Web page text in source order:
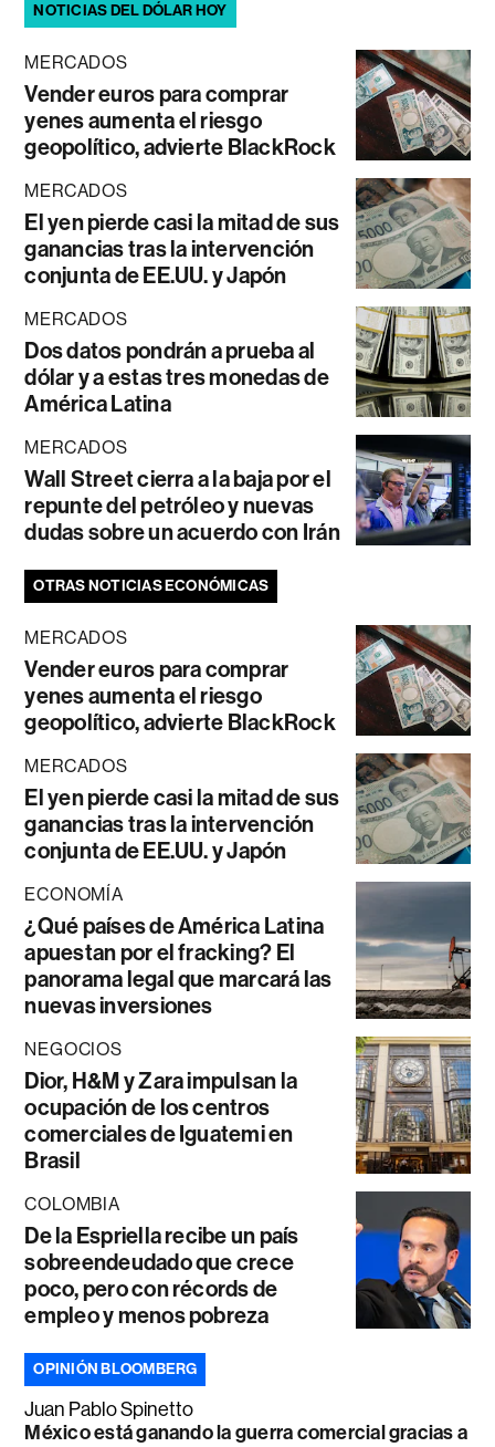
NOTICIAS DEL DÓLAR HOY
MERCADOS
Vender euros para comprar
yenes aumenta el riesgo
geopolítico, advierte BlackRock
MERCADOS
El yen pierde casi la mitad de sus
ganancias tras la intervención
conjunta de EE.UU. y Japón
MERCADOS
Dos datos pondrán a prueba al
dólar y a estas tres monedas de
América Latina
MERCADOS
Wall Street cierra a la baja por el
repunte del petróleo y nuevas
dudas sobre un acuerdo con Irán
OTRAS NOTICIAS ECONÓMICAS
MERCADOS
Vender euros para comprar
yenes aumenta el riesgo
geopolítico, advierte BlackRock
MERCADOS
El yen pierde casi la mitad de sus
ganancias tras la intervención
conjunta de EE.UU. y Japón
ECONOMÍA
¿Qué países de América Latina
apuestan por el fracking? El
panorama legal que marcará las
nuevas inversiones
NEGOCIOS
Dior, H&M y Zara impulsan la
ocupación de los centros
comerciales de Iguatemi en
Brasil
COLOMBIA
De la Espriella recibe un país
sobreendeudado que crece
poco, pero con récords de
empleo y menos pobreza
OPINIÓN BLOOMBERG
Juan Pablo Spinetto
México está ganando la guerra comercial gracias a